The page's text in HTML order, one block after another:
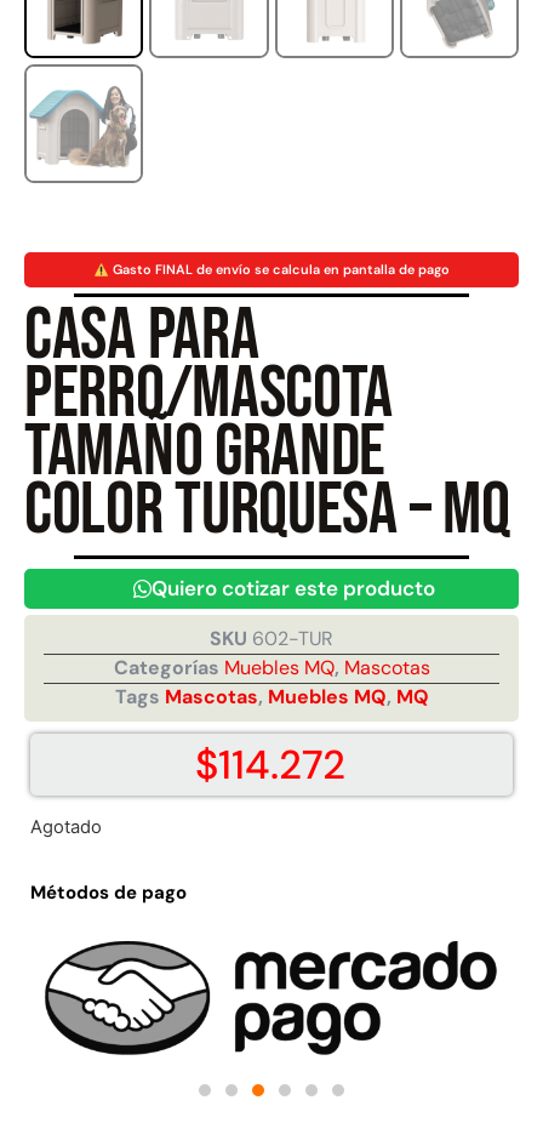
Gasto FINAL de envío se calcula en pantalla de pago
Casa para
perro/mascota
Tamaño grande
color turquesa – MQ
Quiero cotizar este producto
SKU 602-TUR
Categorías Muebles MQ, Mascotas
Tags Mascotas, Muebles MQ, MQ
$114.272
Agotado
Métodos de pago
$4.859.984
Leer más
$9.558.557
$4.790.000
Juego Modular 02
Leer más
Juego Modular 01
$
Leer más